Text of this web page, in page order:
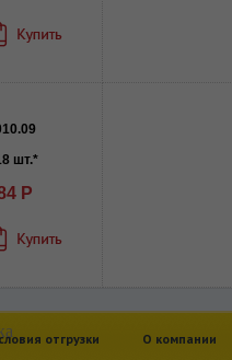
шт.*
Р
отгрузки О компании